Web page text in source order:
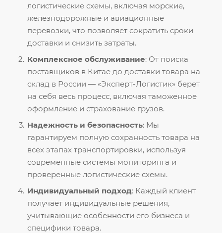
логистические схемы, включая морские,
железнодорожные и авиационные
перевозки, что позволяет сократить сроки
доставки и снизить затраты.
Комплексное обслуживание: От поиска
поставщиков в Китае до доставки товара на
склад в России — «Эксперт-Логистик» берет
на себя весь процесс, включая таможенное
оформление и страхование грузов.
Надежность и безопасность: Мы
гарантируем полную сохранность товара на
всех этапах транспортировки, используя
современные системы мониторинга и
проверенные логистические схемы.
Индивидуальный подход: Каждый клиент
получает индивидуальные решения,
учитывающие особенности его бизнеса и
специфики товара.